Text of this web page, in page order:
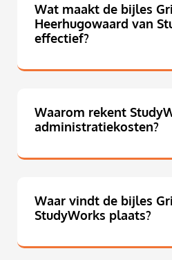
Wat maakt de bijles
Heerhugowaard van
effectief?
Waarom rekent
administratiekosten?
Waar vindt de bijles
StudyWorks plaats?